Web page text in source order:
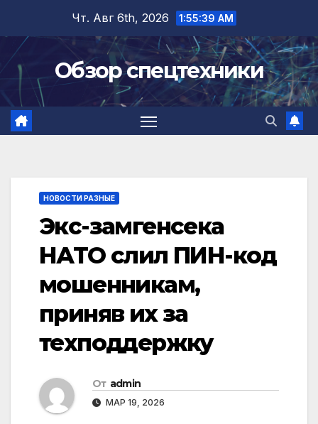
содержимому
Чт. Авг 6th, 2026 1:55:40 AM
Обзор спецтехники
НОВОСТИ РАЗНЫЕ
Экс-замгенсека
НАТО слил ПИН-код
мошенникам,
приняв их за
техподдержку
От admin
МАР 19, 2026